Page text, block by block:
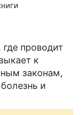
проводит
к
законам,
и